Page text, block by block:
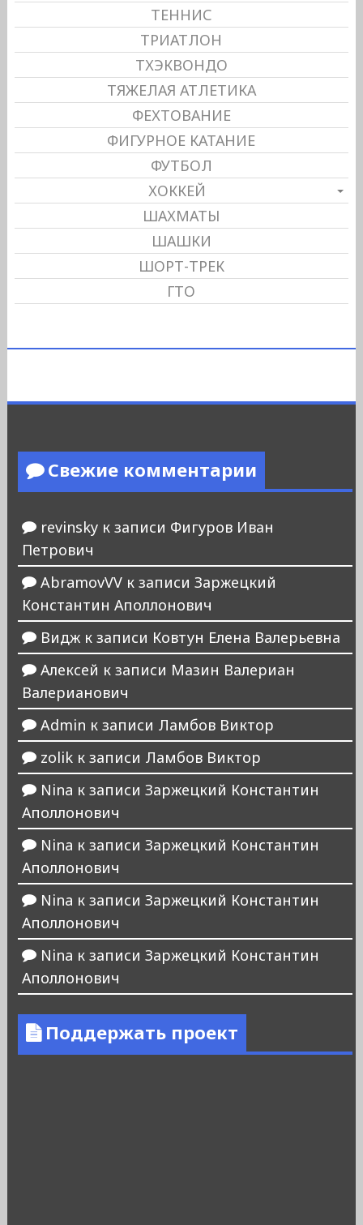
ТЕННИС
ТРИАТЛОН
ТХЭКВОНДО
ТЯЖЕЛАЯ АТЛЕТИКА
ФЕХТОВАНИЕ
ФИГУРНОЕ КАТАНИЕ
ФУТБОЛ
ХОККЕЙ
ШАХМАТЫ
ШАШКИ
ШОРТ-ТРЕК
ГТО
Свежие комментарии
revinskyк записи Фигуров Иван
Петрович
AbramovVVк записи Заржецкий
Константин Аполлонович
Виджк записи Ковтун Елена Валерьевна
Алексей к записи Мазин Валериан
Валерианович
Admin к записи Ламбов Виктор
zolikк записи Ламбов Виктор
Nina к записи Заржецкий Константин
Аполлонович
Nina к записи Заржецкий Константин
Аполлонович
Nina к записи Заржецкий Константин
Аполлонович
Nina к записи Заржецкий Константин
Аполлонович
Поддержать проект